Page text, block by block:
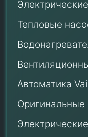
Тепловые
Автоматика
Оригинальные